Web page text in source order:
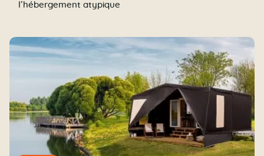
l’hébergement atypique